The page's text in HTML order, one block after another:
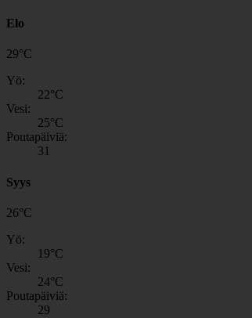
Elo
29°C
Yö:
22°C
Vesi:
25°C
Poutapäiviä:
31
Syys
26°C
Yö:
19°C
Vesi:
24°C
Poutapäiviä:
29